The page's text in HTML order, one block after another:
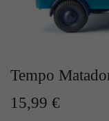
Tempo
15,99 €